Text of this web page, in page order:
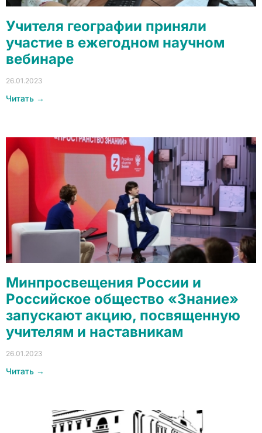
Учителя географии приняли
участие в ежегодном научном
вебинаре
26.01.2023
Читать →
Минпросвещения России и
Российское общество «Знание»
запускают акцию, посвященную
учителям и наставникам
26.01.2023
Читать →